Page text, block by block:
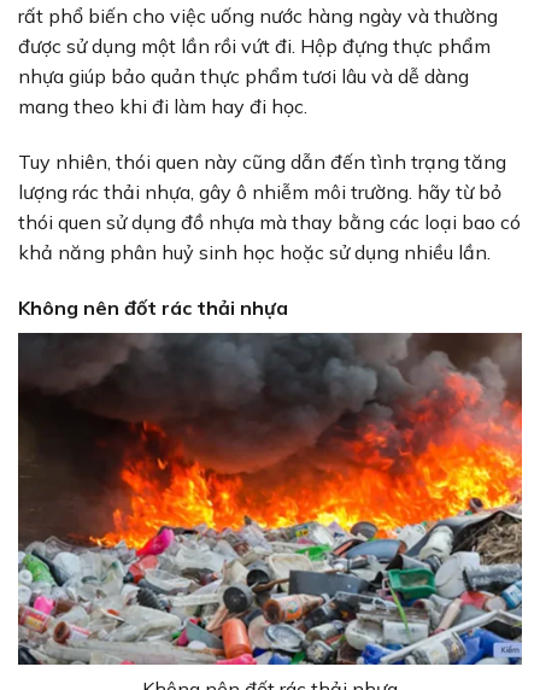
rất phổ biến cho việc uống nước hàng ngày và thường
được sử dụng một lần rồi vứt đi. Hộp đựng thực phẩm
nhựa giúp bảo quản thực phẩm tươi lâu và dễ dàng
mang theo khi đi làm hay đi học.
Tuy nhiên, thói quen này cũng dẫn đến tình trạng tăng
lượng rác thải nhựa, gây ô nhiễm môi trường. hãy từ bỏ
thói quen sử dụng đồ nhựa mà thay bằng các loại bao có
khả năng phân huỷ sinh học hoặc sử dụng nhiều lần.
Không nên đốt rác thải nhựa